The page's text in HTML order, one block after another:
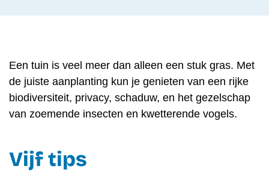
Een tuin is veel meer dan alleen een stuk gras. Met
de juiste aanplanting kun je genieten van een rijke
biodiversiteit, privacy, schaduw, en het gezelschap
van zoemende insecten en kwetterende vogels.
Vijf tips